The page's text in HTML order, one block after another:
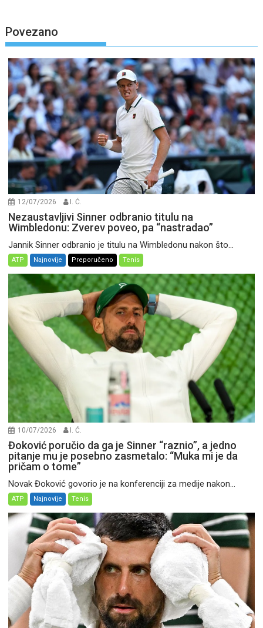
Povezano
12/07/2026 I. Ć.
Nezaustavljivi Sinner odbranio titulu na
Wimbledonu: Zverev poveo, pa “nastradao”
Jannik Sinner odbranio je titulu na Wimbledonu nakon što...
ATP Najnovije Preporučeno Tenis
10/07/2026 I. Ć.
Đoković poručio da ga je Sinner “raznio”, a jedno
pitanje mu je posebno zasmetalo: “Muka mi je da
pričam o tome”
Novak Đoković govorio je na konferenciji za medije nakon...
ATP Najnovije Tenis